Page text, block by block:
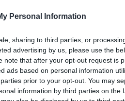
Personal Information
sharing to third parties, or
advertising by us, please use the
note that after your opt-out request is
ads based on personal information
prior to your opt-out. You may
information by third parties on the